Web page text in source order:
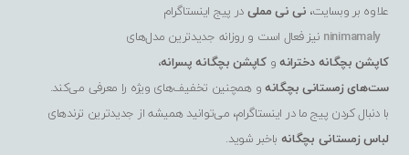
علاوه بر وبسایت، نی نی مملیدر پیج اینستاگرام
ninimamaly نیز فعال است و روزانه جدیدترین مدل‌های
کاپشن بچگانه دخترانهوکاپشن بچگانه پسرانه،
ست‌های زمستانی بچگانهو همچنین تخفیف‌های ویژه را معرفی می‌کند.
با دنبال کردن پیج ما در اینستاگرام، می‌توانید همیشه از جدیدترین ترندهای
لباس زمستانی بچگانه باخبر شوید.